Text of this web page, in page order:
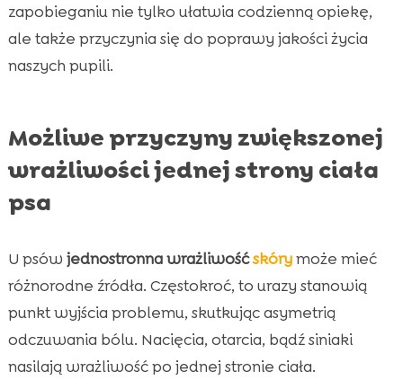
zapobieganiu nie tylko ułatwia codzienną opiekę,
ale także przyczynia się do poprawy jakości życia
naszych pupili.
Możliwe przyczyny zwiększonej
wrażliwości jednej strony ciała
psa
U psów jednostronna wrażliwośćskórymoże mieć
różnorodne źródła. Częstokroć, to urazy stanowią
punkt wyjścia problemu, skutkując asymetrią
odczuwania bólu. Nacięcia, otarcia, bądź siniaki
nasilają wrażliwość po jednej stronie ciała.